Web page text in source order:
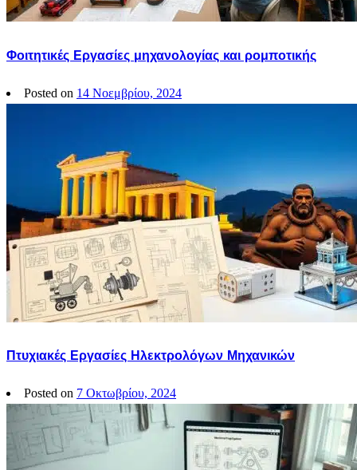
Φοιτητικές Εργασίες μηχανολογίας και ρομποτικής
Posted on 14 Νοεμβρίου, 2024
Πτυχιακές Εργασίες Ηλεκτρολόγων Μηχανικών
Posted on 7 Οκτωβρίου, 2024